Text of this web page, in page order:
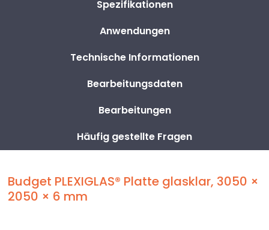
Spezifikationen
Anwendungen
Technische Informationen
Bearbeitungsdaten
Bearbeitungen
Häufig gestellte Fragen
Budget PLEXIGLAS® Platte glasklar, 3050 ×
2050 × 6 mm